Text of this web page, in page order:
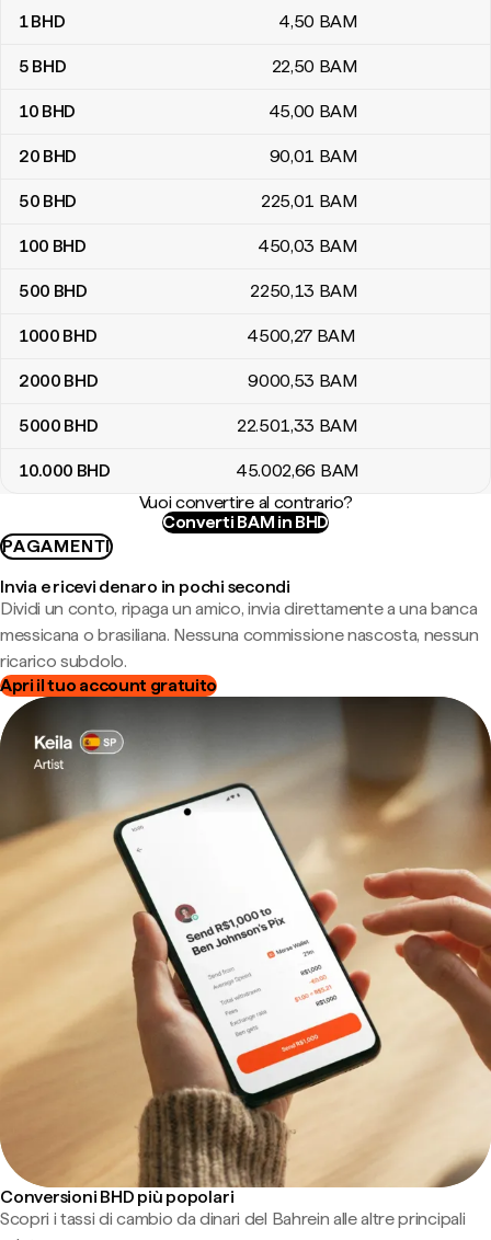
Tabella di conversione da dinari del Bahrein a marchi convertibili
1BHD 4,50 BAM
5 BHD 22,50 BAM
10 BHD 45,00 BAM
20 BHD 90,01 BAM
50 BHD 225,01 BAM
100 BHD 450,03 BAM
500 BHD 2250,13 BAM
1000 BHD 4500,27 BAM
2000 BHD 9000,53 BAM
5000 BHD 22.501,33 BAM
10.000 BHD 45.002,66 BAM
Vuoi convertire al contrario?
Converti BAM in BHD
PAGAMENTI
Invia e ricevi denaro in pochi secondi
Dividi un conto, ripaga un amico, invia direttamente a una banca
messicana o brasiliana. Nessuna commissione nascosta, nessun
ricarico subdolo.
Apri il tuo account gratuito
Conversioni BHD più popolari
Scopri i tassi di cambio da dinari del Bahrein alle altre principali